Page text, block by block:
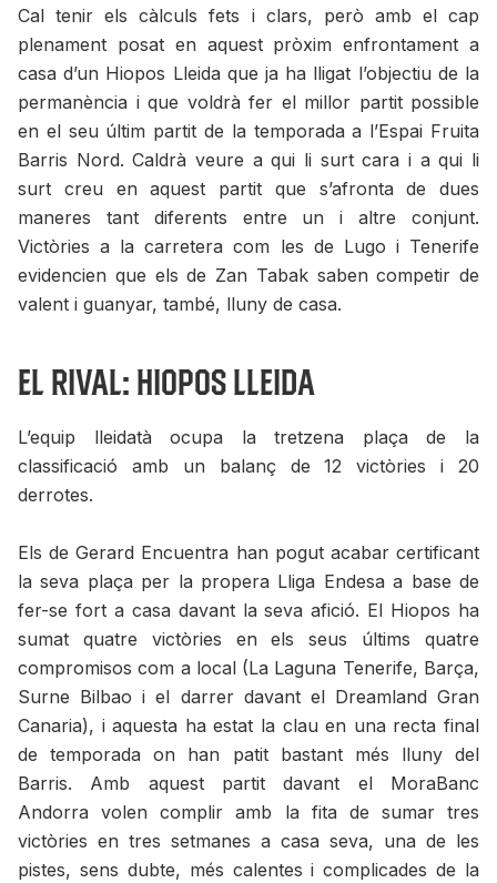
Cal tenir els càlculs fets i clars, però amb el cap
plenament posat en aquest pròxim enfrontament a
casa d’un Hiopos Lleida que ja ha lligat l’objectiu de la
permanència i que voldrà fer el millor partit possible
en el seu últim partit de la temporada a l’Espai Fruita
Barris Nord. Caldrà veure a qui li surt cara i a qui li
surt creu en aquest partit que s’afronta de dues
maneres tant diferents entre un i altre conjunt.
Victòries a la carretera com les de Lugo i Tenerife
evidencien que els de Zan Tabak saben competir de
valent i guanyar, també, lluny de casa.
El rival: Hiopos Lleida
L’equip lleidatà ocupa la tretzena plaça de la
classificació amb un balanç de 12 victòries i 20
derrotes.
Els de Gerard Encuentra han pogut acabar certificant
la seva plaça per la propera Lliga Endesa a base de
fer-se fort a casa davant la seva afició. El Hiopos ha
sumat quatre victòries en els seus últims quatre
compromisos com a local (La Laguna Tenerife, Barça,
Surne Bilbao i el darrer davant el Dreamland Gran
Canaria), i aquesta ha estat la clau en una recta final
de temporada on han patit bastant més lluny del
Barris. Amb aquest partit davant el MoraBanc
Andorra volen complir amb la fita de sumar tres
victòries en tres setmanes a casa seva, una de les
pistes, sens dubte, més calentes i complicades de la